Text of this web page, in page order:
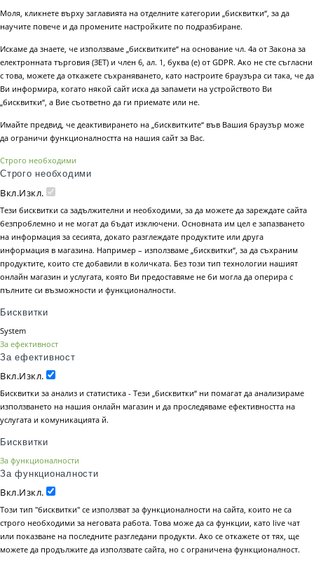
Моля, кликнете върху заглавията на отделните категории „бисквитки“, за да
научите повече и да промените настройките по подразбиране.
Искаме да знаете, че използваме „бисквитките“ на основание чл. 4а от Закона за
електронната търговия (ЗЕТ) и член 6, ал. 1, буква (е) от GDPR. Ако не сте съгласни
с това, можете да откажете съхраняването, като настроите браузъра си така, че да
Ви информира, когато някой сайт иска да запамети на устройството Ви
„бисквитки“, а Вие съответно да ги приемате или не.
Имайте предвид, че деактивирането на „бисквитките“ във Вашия браузър може
да ограничи функционалността на нашия сайт за Вас.
Строго необходими
Строго необходими
Вкл.Изкл.
Тези бисквитки са задължителни и необходими, за да можете да зареждате сайта
безпроблемно и не могат да бъдат изключени. Основната им цел е запазването
на информация за сесията, докато разглеждате продуктите или друга
информация в магазина. Например – използваме „бисквитки“, за да съхраним
продуктите, които сте добавили в количката. Без този тип технологии нашият
онлайн магазин и услугата, която Ви предоставяме не би могла да оперира с
пълните си възможности и функционалности.
Бисквитки
System
За ефективност
За ефективност
Вкл.Изкл.
Бисквитки за анализ и статистика - Тези „бисквитки“ ни помагат да анализираме
използването на нашия онлайн магазин и да проследяваме ефективността на
услугата и комуникацията й.
Бисквитки
За функционалности
За функционалности
Вкл.Изкл.
Този тип "бисквитки" се използват за функционалности на сайта, които не са
строго необходими за неговата работа. Това може да са функции, като live чат
или показване на последните разгледани продукти. Ако се откажете от тях, ще
можете да продължите да използвате сайта, но с ограничена функционалност.